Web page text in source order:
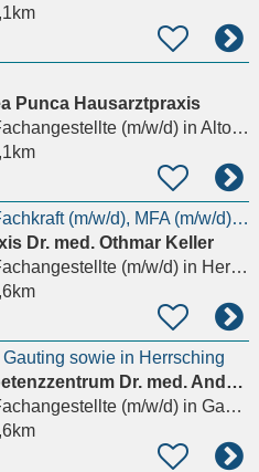
Punca Hausarztpraxis
(m/w/d)in Altomünster
medizinische Fachkraft (m/w/d), MFA (m/w/d), Optiker (m/w/d),
Dr. med. Othmar Keller
(m/w/d)in Herrsching am Ammersee
Gauting sowie in Herrsching
Orthop. Kompetenzzentrum Dr. med. Andreas Graeb & Kollegen
(m/w/d)in Gauting